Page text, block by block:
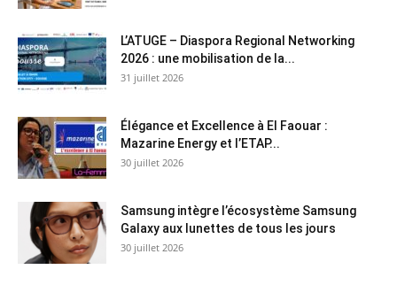
L’ATUGE – Diaspora Regional Networking
2026 : une mobilisation de la...
31 juillet 2026
Élégance et Excellence à El Faouar :
Mazarine Energy et l’ETAP...
30 juillet 2026
Samsung intègre l’écosystème Samsung
Galaxy aux lunettes de tous les jours
30 juillet 2026